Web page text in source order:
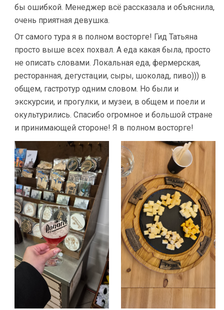
бы ошибкой. Менеджер всё рассказала и объяснила,
очень приятная девушка.
От самого тура я в полном восторге! Гид Татьяна
просто выше всех похвал. А еда какая была, просто
не описать словами. Локальная еда, фермерская,
ресторанная, дегустации, сыры, шоколад, пиво))) в
общем, гастротур одним словом. Но были и
экскурсии, и прогулки, и музеи, в общем и поели и
окультурились. Спасибо огромное и большой стране
и принимающей стороне! Я в полном восторге!